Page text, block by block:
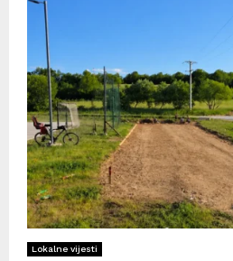
Lokalne vijesti